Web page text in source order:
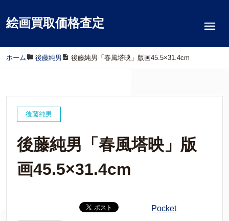
絵画買取価格査定
ホーム / 後藤純男 / 後藤純男「春風塔映」版画45.5×31.4cm
後藤純男
後藤純男「春風塔映」版
画45.5×31.4cm
Pocket